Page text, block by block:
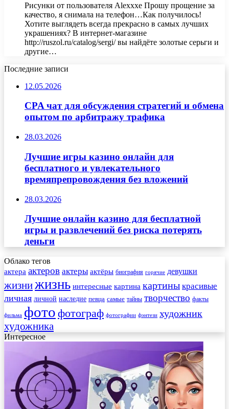
Рисунки от пользователя Alexxxe Прошу прощение за
качество, я снимала на телефон…Как получилось!
Хотите выглядеть всегда прекрасно в самых лучших
украшениях? В интернет-магазине
http://ruszol.ru/catalog/sergi/ вы найдёте золотые серьги и
другие…
Последние записи
12.05.2026
CPA чат для обсуждения стратегий и обмена
опытом по арбитражу трафика
28.03.2026
Лучшие игры казино онлайн для
бесплатного и увлекательного
времяпрепровождения без вложений
28.03.2026
Лучшие онлайн казино для бесплатной
игры и развлечений без риска потерять
деньги
Облако тегов
актера актеров актеры актёры биография горячие девушки
жизнижизнь интересные картина картины красивые
личная личной наследие певца самые тайны творчество факты
фильма фото фотограф фотографии фэнтези художник
художника
Интересное